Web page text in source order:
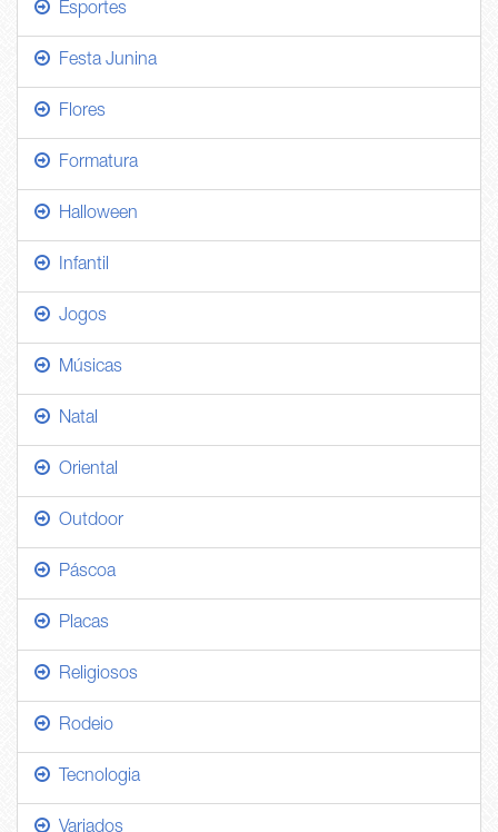
Esportes
Festa Junina
Flores
Formatura
Halloween
Infantil
Jogos
Músicas
Natal
Oriental
Outdoor
Páscoa
Placas
Religiosos
Rodeio
Tecnologia